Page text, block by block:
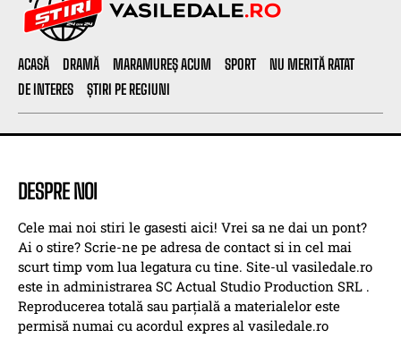
ACASĂ DRAMĂ MARAMUREȘ ACUM SPORT
NU MERITĂ RATAT
DE INTERES
ȘTIRI PE REGIUNI
DESPRE NOI
Cele mai noi stiri le gasesti aici! Vrei sa ne dai un pont?
Ai o stire? Scrie-ne pe adresa de contact si in cel mai
scurt timp vom lua legatura cu tine. Site-ul vasiledale.ro
este in administrarea SC Actual Studio Production SRL .
Reproducerea totală sau parțială a materialelor este
permisă numai cu acordul expres al vasiledale.ro